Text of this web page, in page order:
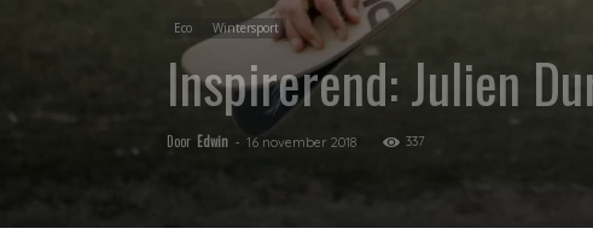
Eco Wintersport
Inspirerend: Julien
Door Edwin - 16 november 2018 337